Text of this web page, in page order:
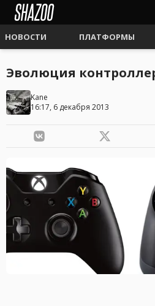
НОВОСТИ ПЛАТФОРМЫ
Эволюция
Kane
16:17, 6 декабря 2013